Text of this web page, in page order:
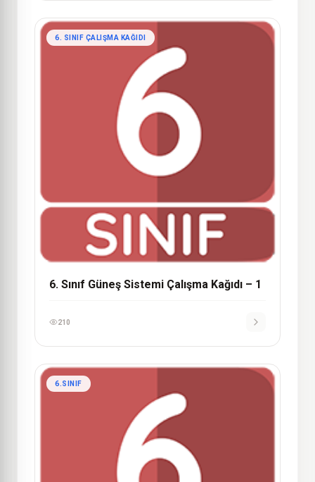
6. SINIF ÇALIŞMA KAĞIDI
6. Sınıf Güneş Sistemi Çalışma Kağıdı – 1
210
6.SINIF